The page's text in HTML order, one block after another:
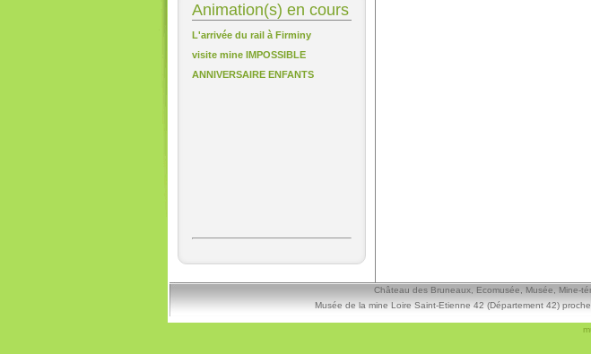
Animation(s) en cours
L'arrivée du rail à Firminy
visite mine IMPOSSIBLE
ANNIVERSAIRE ENFANTS
Château des Bruneaux, Ecomusée, Musée, Mine-
Musée de la mine Loire Saint-Etienne 42 (Département 42)